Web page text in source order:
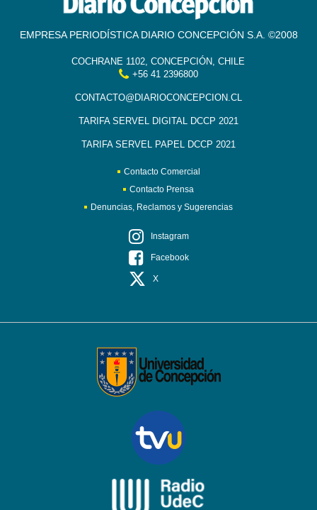
EMPRESA PERIODÍSTICA DIARIO CONCEPCIÓN S.A. ©2008
COCHRANE 1102, CONCEPCIÓN, CHILE
+56 41 2396800
CONTACTO@DIARIOCONCEPCION.CL
TARIFA SERVEL DIGITAL DCCP 2021
TARIFA SERVEL PAPEL DCCP 2021
Contacto Comercial
Contacto Prensa
Denuncias, Reclamos y Sugerencias
Instagram
Facebook
X